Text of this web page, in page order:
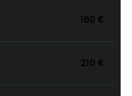
160 €
210 €